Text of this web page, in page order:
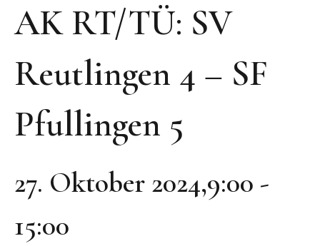
AK RT/TÜ: SV
Reutlingen 4 – SF
Pfullingen 5
27. Oktober 2024,9:00 -
15:00